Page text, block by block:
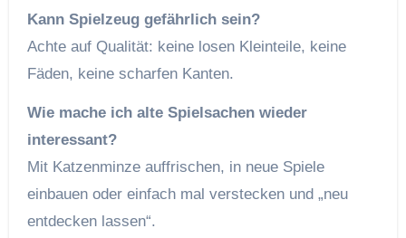
Kann Spielzeug gefährlich sein?
Achte auf Qualität: keine losen Kleinteile, keine
Fäden, keine scharfen Kanten.
Wie mache ich alte Spielsachen wieder
interessant?
Mit Katzenminze auffrischen, in neue Spiele
einbauen oder einfach mal verstecken und „neu
entdecken lassen“.